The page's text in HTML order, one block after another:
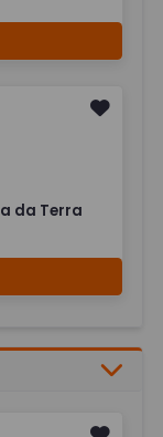
da Terra